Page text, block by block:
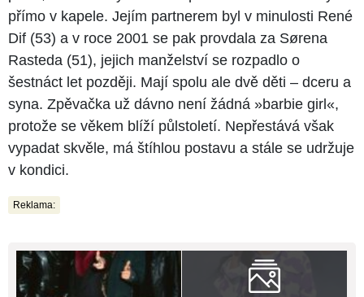
přímo v kapele. Jejím partnerem byl v minulosti René
Dif (53) a v roce 2001 se pak provdala za Sørena
Rasteda (51), jejich manželství se rozpadlo o
šestnáct let později. Mají spolu ale dvě děti – dceru a
syna. Zpěvačka už dávno není žádná »barbie girl«,
protože se věkem blíží půlstoletí. Nepřestává však
vypadat skvěle, má štíhlou postavu a stále se udržuje
v kondici.
Reklama: